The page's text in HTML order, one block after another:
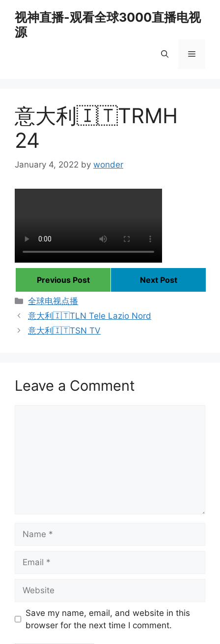
content
视神直播-观看全球3000直播电视
源
Menu
意大利🇮🇹TRMH
24
January 4, 2022 by wonder
Previous Post
Next Post
Categories
全球电视点播
意大利🇮🇹TLN Tele Lazio Nord
意大利🇮🇹TSN TV
Leave a Comment
Save my name, email, and website in this
browser for the next time I comment.